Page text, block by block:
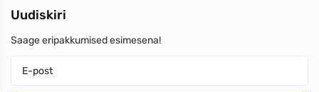
Uudiskiri
Saage eripakkumised esimesena!